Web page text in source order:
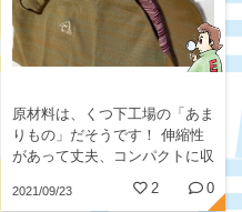
原材料は、くつ下工場の「あま
りもの」だそうです！ 伸縮性
があって丈夫、コンパクトに収
2021/09/23 2 0